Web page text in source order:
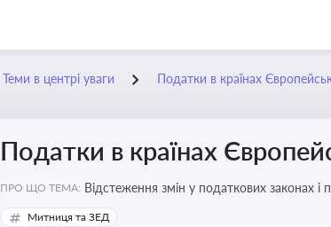
Теми в центрі уваги Податки в країнах
Податки в країнах
ПРО ЩО ТЕМА: Відстеження змін у податкових законах і
Митниця та ЗЕД